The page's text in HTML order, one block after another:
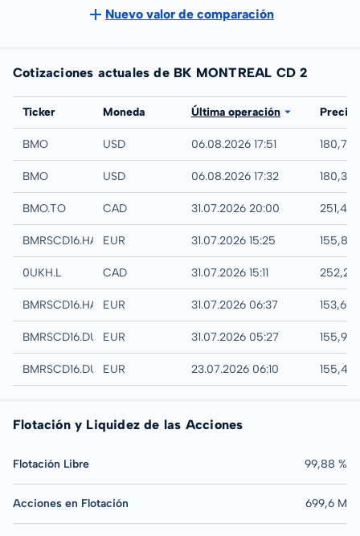
Nuevo valor de comparación
Cotizaciones actuales de BK MONTREAL CD 2
Bolsa
Ticker Moneda Última operación Precio
IEX
BMO USD 06.08.2026 17:51 180,70
NYSE
BMO USD 06.08.2026 17:32 180,39
TSX
BMO.TO CAD 31.07.2026 20:00 251,47
Hannover
BMRSCD16.HANBEUR 31.07.2026 15:25 155,88
London
0UKH.L CAD 31.07.2026 15:11 252,27
Hamburg
BMRSCD16.HAMBEUR 31.07.2026 06:37 153,60
Quotrix
BMRSCD16.DUSDEUR 31.07.2026 05:27 155,98
Düsseldorf
BMRSCD16.DUSBEUR 23.07.2026 06:10 155,42
Flotación y Liquidez de las Acciones
Flotación Libre 99,88 %
Acciones en Flotación 699,6 M